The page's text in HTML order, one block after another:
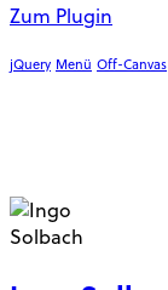
Zum Plugin
jQuery Menü Off-Canvas